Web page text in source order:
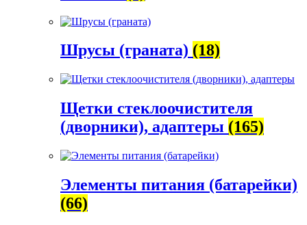
Шрусы (граната) (18)
Щетки стеклоочистителя
(дворники), адаптеры (165)
Элементы питания (батарейки)
(66)